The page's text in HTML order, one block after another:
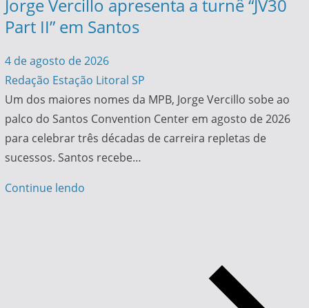
Jorge Vercillo apresenta a turnê “JV30
Part II” em Santos
4 de agosto de 2026
Redação Estação Litoral SP
Um dos maiores nomes da MPB, Jorge Vercillo sobe ao
palco do Santos Convention Center em agosto de 2026
para celebrar três décadas de carreira repletas de
sucessos. Santos recebe…
Continue lendo